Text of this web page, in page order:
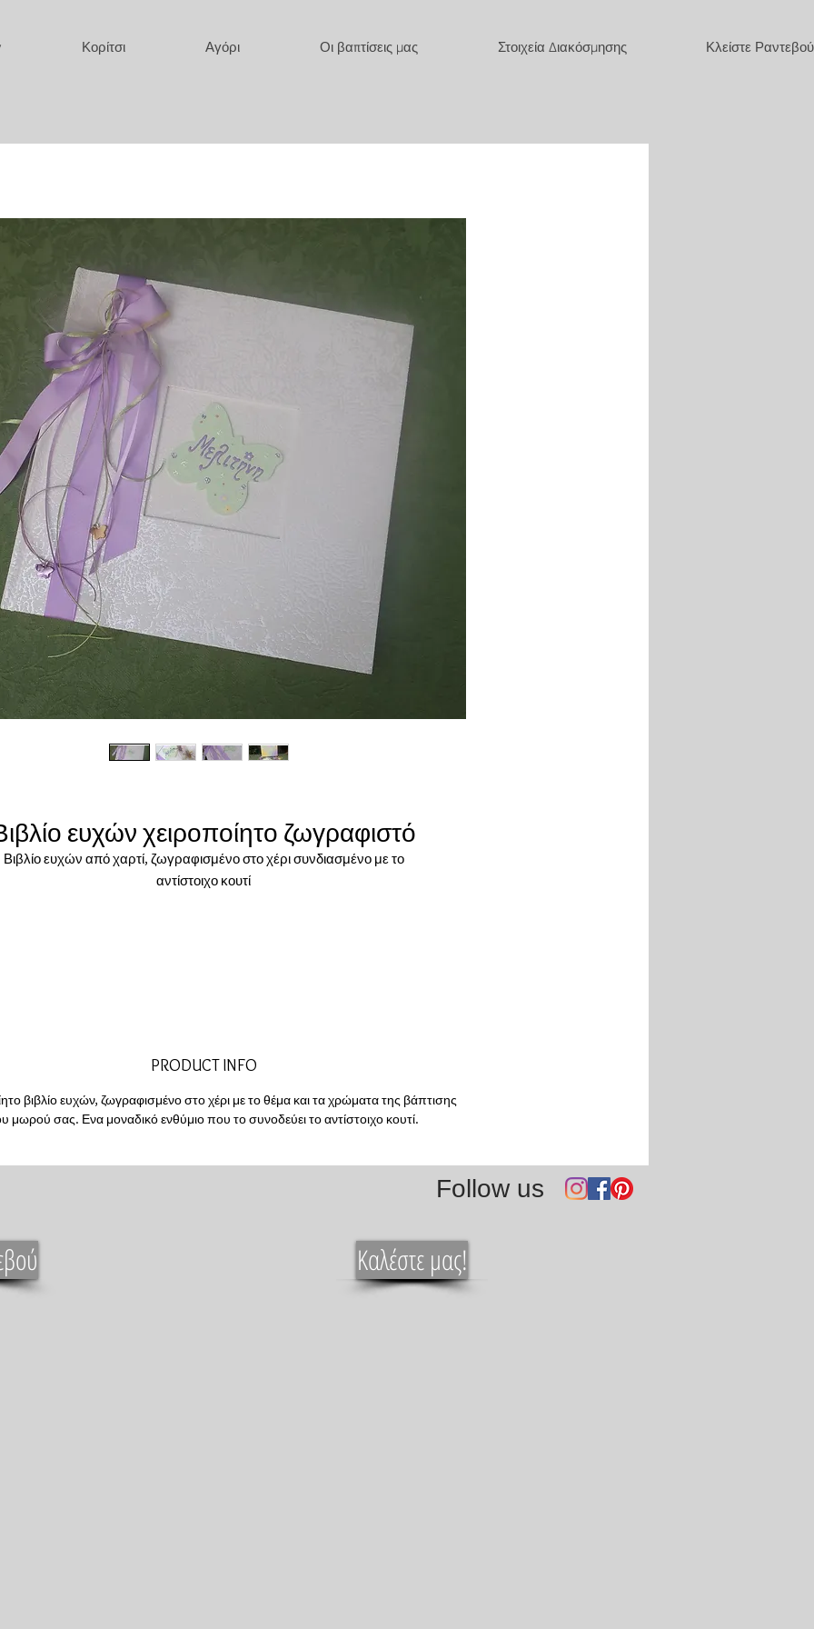
Κορίτσι Αγόρι Οι βαπτίσεις μας Στοιχεία Διακόσμησης Κλείστε Ραντεβού
ευχών χειροποίητο ζωγραφιστό
Βιβλίο ευχών από χαρτί, ζωγραφισμένο στο χέρι συνδιασμένο με το
αντίστοιχο κουτί
PRODUCT INFO
βιβλίο ευχών, ζωγραφισμένο στο χέρι με το θέμα και τα χρώματα της βάπτισης
μωρού σας. Ενα μοναδικό ενθύμιο που το συνοδεύει το αντίστοιχο κουτί.
Follow us
Καλέστε μας!